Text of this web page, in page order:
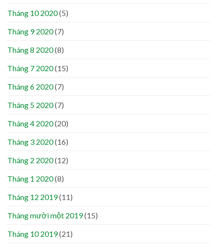
Tháng 10 2020(5)
Tháng 9 2020(7)
Tháng 8 2020(8)
Tháng 7 2020(15)
Tháng 6 2020(7)
Tháng 5 2020(7)
Tháng 4 2020(20)
Tháng 3 2020(16)
Tháng 2 2020(12)
Tháng 1 2020(8)
Tháng 12 2019(11)
Tháng mười một 2019(15)
Tháng 10 2019(21)